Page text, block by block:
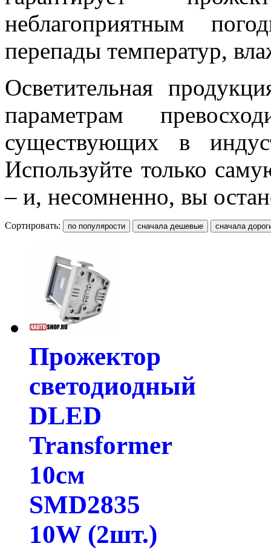
неблагоприятным
перепады температур,
Осветительная
параметрам
существующих в
Используйте только
– и, несомненно, вы
Сортировать:
Прожектор
светодиодный
DLED
Transformer
10см
SMD2835
10W (2шт.)